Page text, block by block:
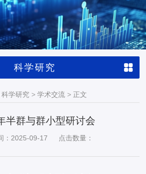
科学研究
科学研究 > 学术交流 > 正文
半群与群小型研讨会
：2025-09-17 点击数量：